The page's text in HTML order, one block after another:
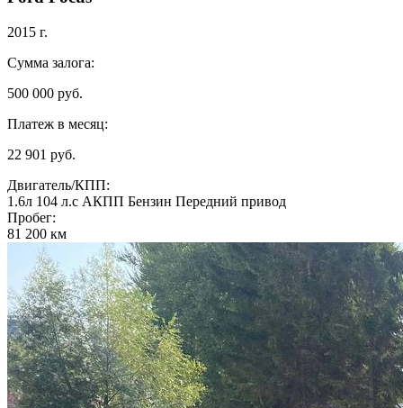
2015 г.
Сумма залога:
500 000 руб.
Платеж в месяц:
22 901 руб.
Двигатель/КПП:
1.6л 104 л.с АКПП Бензин Передний привод
Пробег:
81 200 км